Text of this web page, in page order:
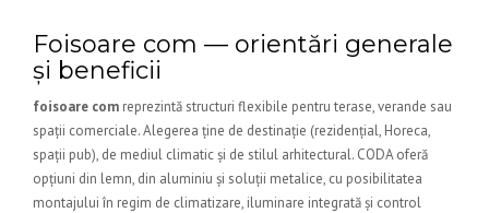
Foisoare com — orientări generale
și beneficii
foisoare com reprezintă structuri flexibile pentru terase, verande sau
spații comerciale. Alegerea ține de destinație (rezidențial, Horeca,
spații pub), de mediul climatic și de stilul arhitectural. CODA oferă
opțiuni din lemn, din aluminiu și soluții metalice, cu posibilitatea
montajului în regim de climatizare, iluminare integrată și control